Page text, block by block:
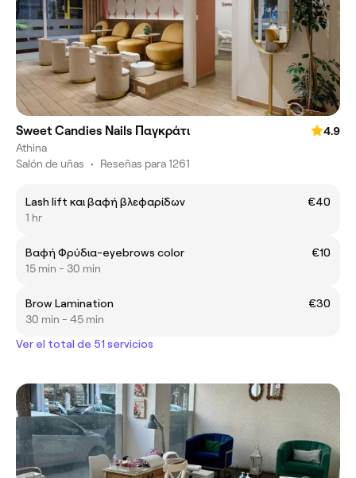
Sweet Candies Nails Παγκράτι
4.9
Athina
Salón de uñas • Reseñas para 1261
Lash lift και βαφή βλεφαρίδων
€40
1 hr
Βαφή Φρύδια-eyebrows color
€10
15 min - 30 min
Brow Lamination
€30
30 min - 45 min
Ver el total de 51 servicios